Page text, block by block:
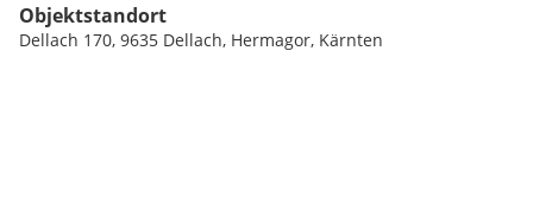
Objektstandort
Dellach 170, 9635 Dellach, Hermagor, Kärnten